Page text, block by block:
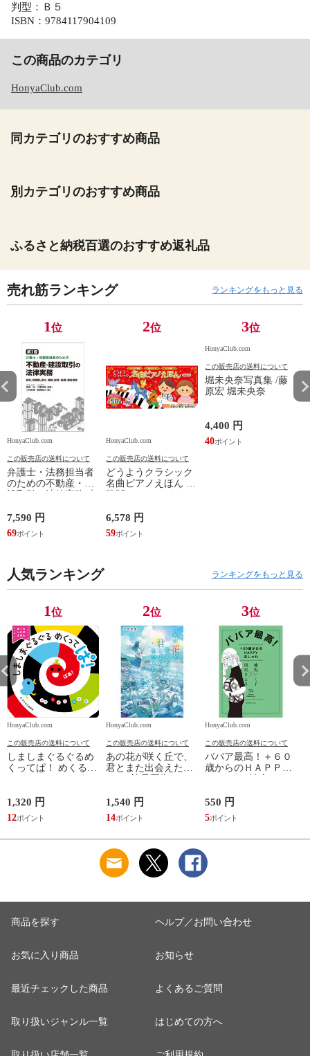
判型：Ｂ５
ISBN：9784117904109
この商品のカテゴリ
HonyaClub.com
同カテゴリのおすすめ商品
別カテゴリのおすすめ商品
ふるさと納税百選のおすすめ返礼品
売れ筋ランキング ランキングをもっと見る
1位
HonyaClub.com
この販売店の送料について
弁護士・法務担当者
のための不動産・建
開発、設計・監理、
建設請負 第２版 /富
田裕 小里佳嵩
7,590 円
69
2位
HonyaClub.com
この販売店の送料について
どうようクラシック
名曲ピアノえほん 新
ワシマミワコ
6,578 円
59
3位
HonyaClub.com
この販売店の送料について
堀未央奈写真集 /藤
原宏 堀未央奈
4,400 円
40
人気ランキング ランキングをもっと見る
1位
HonyaClub.com
この販売店の送料について
しましまぐるぐるめ
くってぱ！ めくるし
1,320 円
12
2位
HonyaClub.com
この販売店の送料について
あの花が咲く丘で、
君とまた出会えた
1,540 円
14
3位
HonyaClub.com
この販売店の送料について
ババア最高！＋６０
歳からのＨＡＰＰＹ
550 円
5
商品を探す
お気に入り商品
最近チェックした商品
取り扱いジャンル一覧
ヘルプ／お問い合わせ
お知らせ
よくあるご質問
はじめての方へ